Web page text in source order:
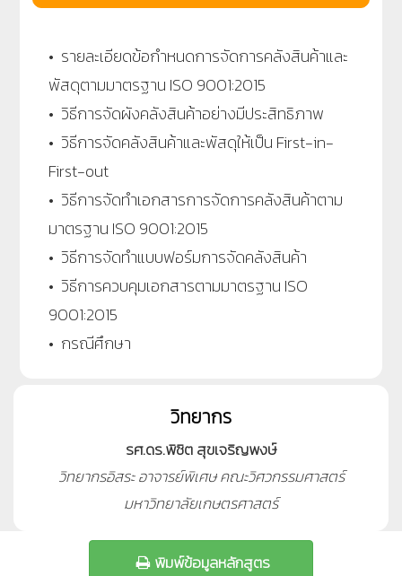
• รายละเอียดข้อกำหนดการจัดการคลังสินค้าและ
พัสดุตามมาตรฐาน ISO 9001:2015
• วิธีการจัดผังคลังสินค้าอย่างมีประสิทธิภาพ
• วิธีการจัดคลังสินค้าและพัสดุให้เป็น First-in-
First-out
• วิธีการจัดทำเอกสารการจัดการคลังสินค้าตาม
มาตรฐาน ISO 9001:2015
• วิธีการจัดทำแบบฟอร์มการจัดคลังสินค้า
• วิธีการควบคุมเอกสารตามมาตรฐาน ISO
9001:2015
• กรณีศึกษา
วิทยากร
รศ.ดร.พิชิต สุขเจริญพงษ์
วิทยากรอิสระ อาจารย์พิเศษ คณะวิศวกรรมศาสตร์
มหาวิทยาลัยเกษตรศาสตร์
พิมพ์ข้อมูลหลักสูตร